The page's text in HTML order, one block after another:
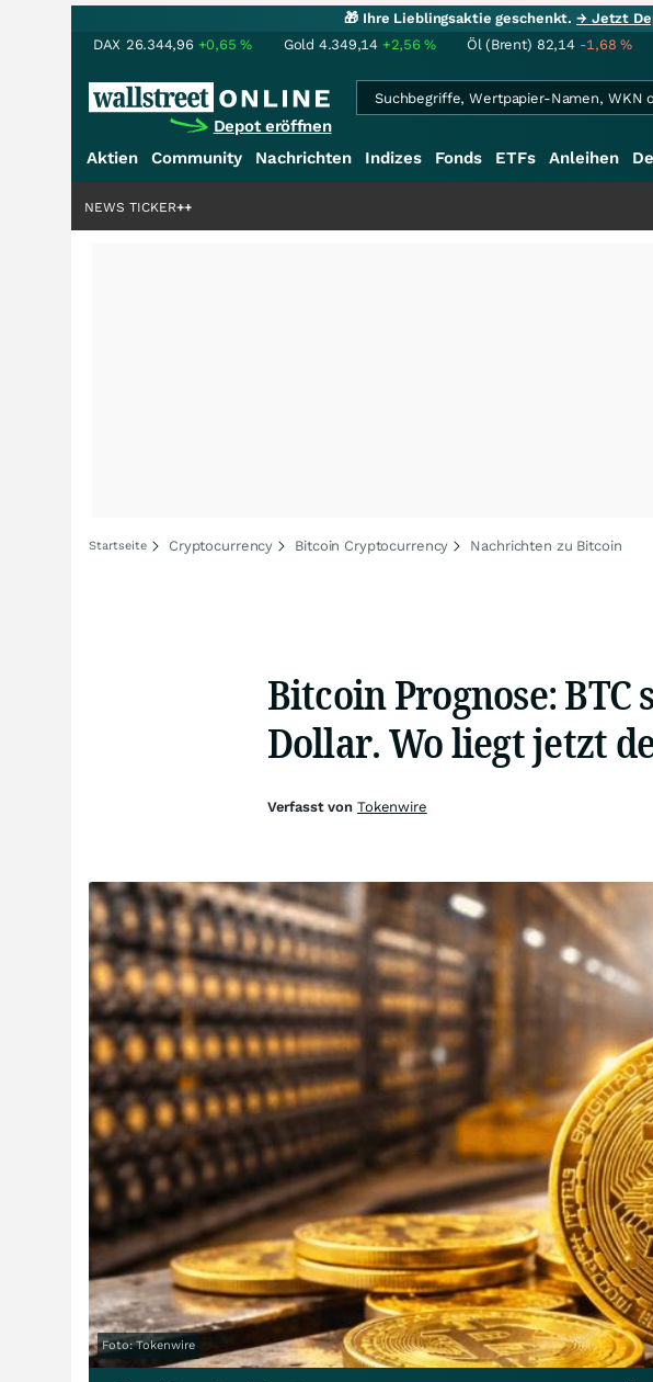
🎁 Ihre Lieblingsaktie geschenkt.→ Jetzt
DAX 26.344,96 +0,65% Gold 4.349,14 +2,56% Öl (Brent) 82,14 -1,68%
Depot eröffnen
Aktien Community Nachrichten Indizes Fonds ETFs Anleihen
NEWS TICKER
Startseite Cryptocurrency Bitcoin Cryptocurrency Nachrichten zu Bitcoin
Bitcoin Prognose:
Dollar. Wo liegt jetzt
Foto: Tokenwire
Verfasst von Tokenwire